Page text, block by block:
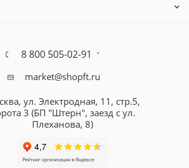
8 800 505-02-91
market@shopft.ru
ул. Электродная, 11, стр.5,
3 (БП "Штерн", заезд с ул.
Плеханова, 8)